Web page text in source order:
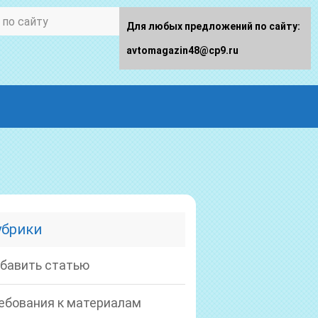
статью
к материалам
Для любых предложений по сайту:
avtomagazin48@cp9.ru